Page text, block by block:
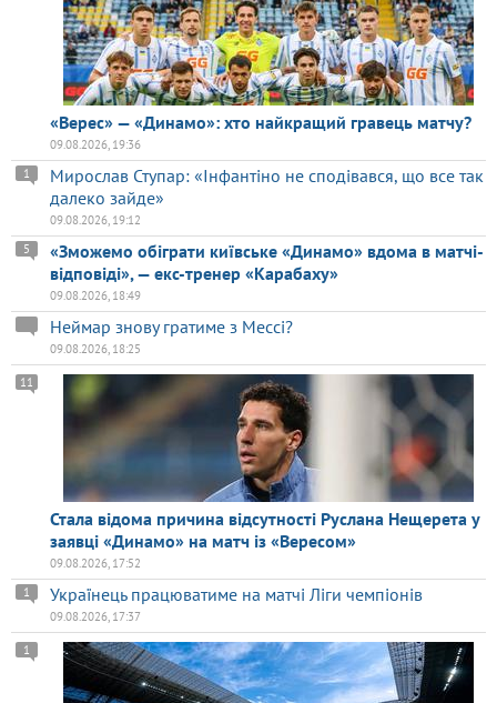
«Верес» — «Динамо»: хто найкращий гравець матчу?
09.08.2026, 19:36
Мирослав Ступар: «Інфантіно не сподівався, що все так
далеко зайде»
1
09.08.2026, 19:12
«Зможемо обіграти київське «Динамо» вдома в матчі-
відповіді», — екс-тренер «Карабаху»
5
09.08.2026, 18:49
Неймар знову гратиме з Мессі?
09.08.2026, 18:25
Стала відома причина відсутності Руслана Нещерета у
заявці «Динамо» на матч із «Вересом»
11
09.08.2026, 17:52
Українець працюватиме на матчі Ліги чемпіонів
1
09.08.2026, 17:37
1